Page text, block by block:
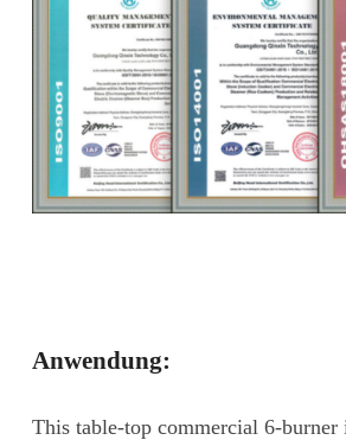
Anwendung:
This table-top commercial 6-